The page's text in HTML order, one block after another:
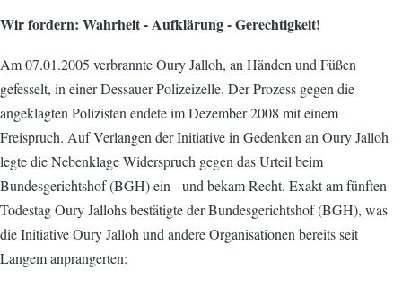
Wir fordern: Wahrheit - Aufklärung - Gerechtigkeit!
Am 07.01.2005 verbrannte Oury Jalloh, an Händen und Füßen
gefesselt, in einer Dessauer Polizeizelle. Der Prozess gegen die
angeklagten Polizisten endete im Dezember 2008 mit einem
Freispruch. Auf Verlangen der Initiative in Gedenken an Oury Jalloh
legte die Neben­klage Widerspruch gegen das Urteil beim
Bundesgerichtshof (BGH) ein - und bekam Recht. Exakt am fünften
Todestag Oury Jallohs bestätigte der Bundesgerichtshof (BGH), was
die Initiative Oury Jalloh und andere Organisationen bereits seit
Langem anprangerten: